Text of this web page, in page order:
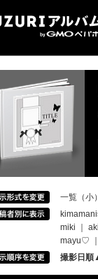
一覧（小）
miki
mayu♡
撮影日順